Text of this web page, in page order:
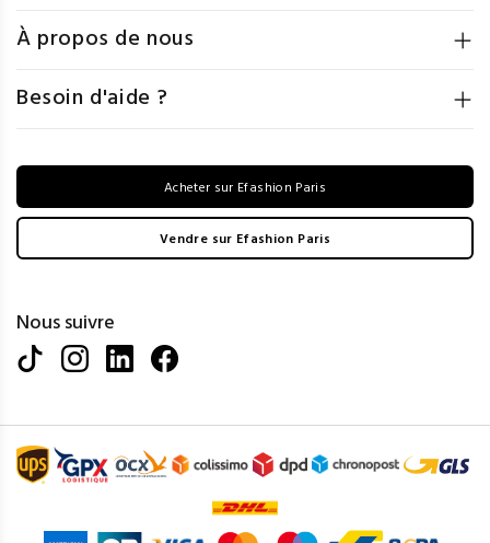
À propos de nous
Besoin d'aide ?
Acheter sur Efashion Paris
Vendre sur Efashion Paris
Nous suivre